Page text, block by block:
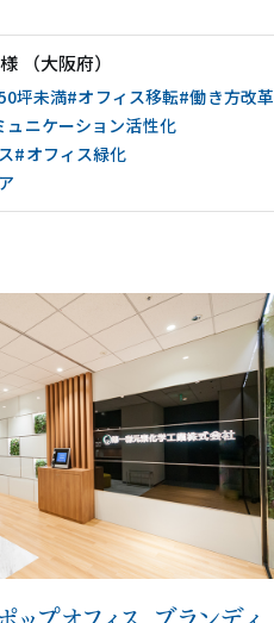
（大阪府）
坪未満#オフィス移転#働き方改革
ュニケーション活性化
#オフィス緑化